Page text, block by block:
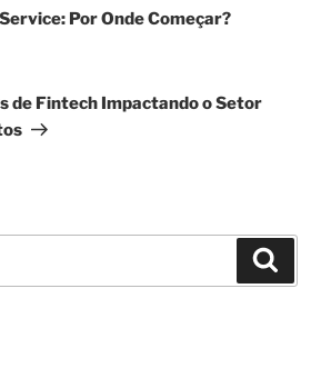
Por Onde Começar?
de Fintech Impactando o Setor